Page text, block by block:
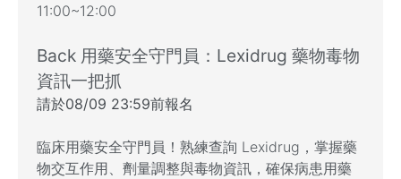
11:00~12:00
Back 用藥安全守門員：Lexidrug 藥物毒物
資訊一把抓
請於08/09 23:59前報名
臨床用藥安全守門員！熟練查詢 Lexidrug，掌握藥
物交互作用、劑量調整與毒物資訊，確保病患用藥